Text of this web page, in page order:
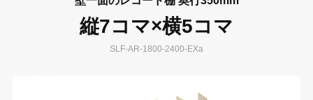
縦7コマ×横5コマ
SLF-AR-1800-2400-EXa